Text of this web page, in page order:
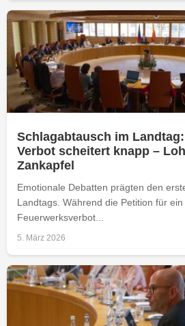
Schlagabtausch im
Verbot scheitert knapp –
Zankapfel
Emotionale Debatten prägten den
Landtags. Während die Petition für
Feuerwerksverbot...
5. März 2026